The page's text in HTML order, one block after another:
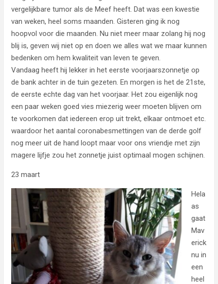
vergelijkbare tumor als de Meef heeft. Dat was een kwestie
van weken, heel soms maanden. Gisteren ging ik nog
hoopvol voor die maanden. Nu niet meer maar zolang hij nog
blij is, geven wij niet op en doen we alles wat we maar kunnen
bedenken om hem kwaliteit van leven te geven.
Vandaag heeft hij lekker in het eerste voorjaarszonnetje op
de bank achter in de tuin gezeten. En morgen is het de 21ste,
de eerste echte dag van het voorjaar. Het zou eigenlijk nog
een paar weken goed vies miezerig weer moeten blijven om
te voorkomen dat iedereen erop uit trekt, elkaar ontmoet etc.
waardoor het aantal coronabesmettingen van de derde golf
nog meer uit de hand loopt maar voor ons vriendje met zijn
magere lijfje zou het zonnetje juist optimaal mogen schijnen.
23 maart
Hela
as
gaat
Mav
erick
nu in
een
heel